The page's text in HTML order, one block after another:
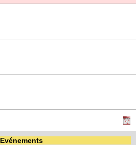
Evénements